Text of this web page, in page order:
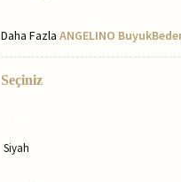
Daha Fazla ANGELINO
Seçiniz
Siyah